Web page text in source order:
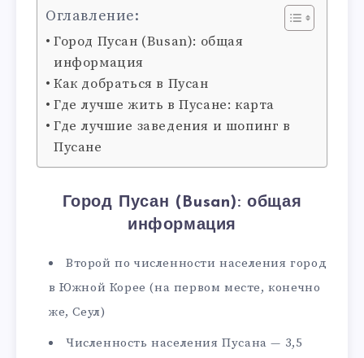
Оглавление:
Город Пусан (Busan): общая
информация
Как добраться в Пусан
Где лучше жить в Пусане: карта
Где лучшие заведения и шопинг в
Пусане
Город Пусан (Busan): общая
информация
Второй по численности населения город
в Южной Корее (на первом месте, конечно
же, Сеул)
Численность населения Пусана — 3,5